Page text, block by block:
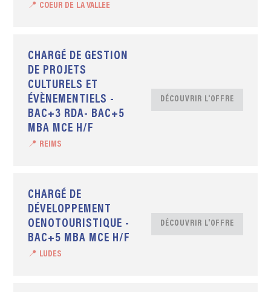
📍 COEUR DE LA VALLEE
CHARGÉ DE GESTION
DE PROJETS
CULTURELS ET
ÉVÈNEMENTIELS -
BAC+3 RDA- BAC+5
MBA MCE H/F
📍 REIMS
DÉCOUVRIR L'OFFRE
CHARGÉ DE
DÉVELOPPEMENT
OENOTOURISTIQUE -
BAC+5 MBA MCE H/F
📍 LUDES
DÉCOUVRIR L'OFFRE